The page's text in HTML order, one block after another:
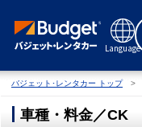
Language
バジェット･レンタカー トップ
車種・料金／CK